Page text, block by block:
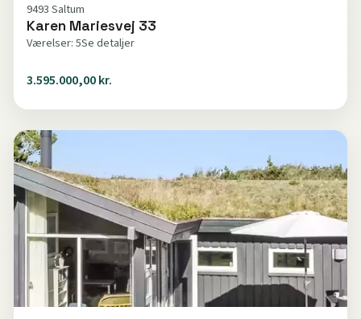
9493 Saltum
Karen Mariesvej 33
Værelser: 5Se detaljer
3.595.000,00 kr.